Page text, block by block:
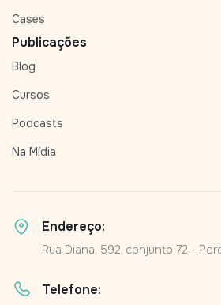
Cases
Publicações
Blog
Cursos
Podcasts
Na Mídia
Endereço:
Rua Diana, 592, conjunto 72 -
Telefone: